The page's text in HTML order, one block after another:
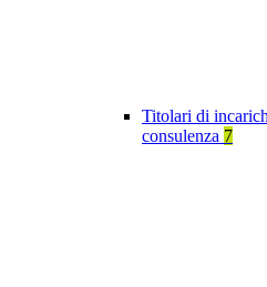
Titolari di
consulenza 7